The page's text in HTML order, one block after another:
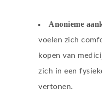
Anonieme
voelen zich
kopen van
zich in een
vertonen.